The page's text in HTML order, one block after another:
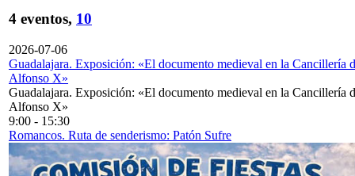
4 eventos, 10
2026-07-06
Guadalajara. Exposición: «El documento medieval en la Cancillería
Alfonso X»
Guadalajara. Exposición: «El documento medieval en la Cancillería
Alfonso X»
9:00 - 15:30
Romancos. Ruta de senderismo: Patón Sufre